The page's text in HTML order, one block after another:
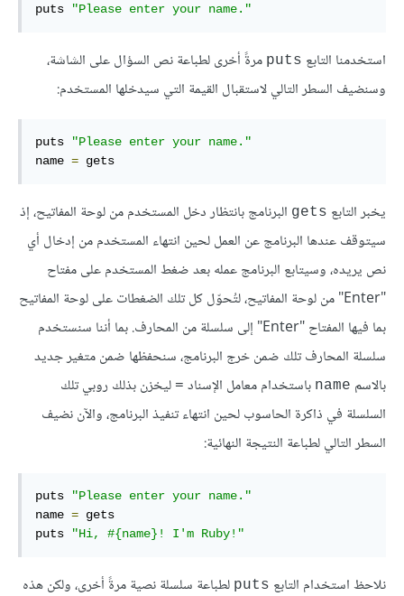
puts "Please enter your name."
استخدمنا التابع puts مرةً أخرى لطباعة نص السؤال على الشاشة،
وسنضيف السطر التالي لاستقبال القيمة التي سيدخلها المستخدم:
puts
"Please enter your name."
name = gets
يخبر التابع gets البرنامج بانتظار دخل المستخدم من لوحة المفاتيح، إذ
سيتوقف عندها البرنامج عن العمل لحين انتهاء المستخدم من إدخال أي
نص يريده، وسيتابع البرنامج عمله بعد ضغط المستخدم على مفتاح
"Enter" من لوحة المفاتيح، لتُحوّل كل تلك الضغطات على لوحة المفاتيح
بما فيها المفتاح "Enter" إلى سلسلة من المحارف. بما أننا سنستخدم
سلسلة المحارف تلك ضمن خرج البرنامج، سنحفظها ضمن متغير جديد
بالاسم name باستخدام معامل الإسناد = ليخزن بذلك روبي تلك
السلسلة في ذاكرة الحاسوب لحين انتهاء تنفيذ البرنامج، والآن نضيف
السطر التالي لطباعة النتيجة النهائية:
puts
"Please enter your name."
name = gets
puts
"Hi, #{name}! I'm Ruby!"
نلاحظ استخدام التابع puts لطباعة سلسلة نصية مرةً أخرى، ولكن هذه